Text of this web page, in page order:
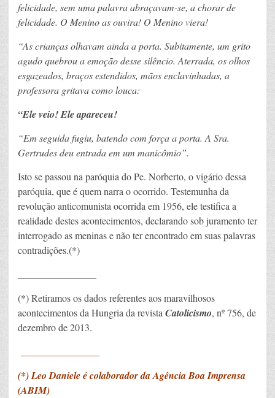
felicidade, sem uma palavra abraçavam-se, a chorar de
felicidade. O Menino as ouvira! O Menino viera!
“As crianças olhavam ainda a porta. Subitamente, um grito
agudo quebrou a emoção desse silêncio. Aterrada, os olhos
esgazeados, braços estendidos, mãos enclavinhadas, a
professora gritava como louca:
“Ele veio! Ele apareceu!
“Em seguida fugiu, batendo com força a porta. A Sra.
Gertrudes deu entrada em um manicômio”.
Isto se passou na paróquia do Pe. Norberto, o vigário dessa
paróquia, que é quem narra o ocorrido. Testemunha da
revolução anticomunista ocorrida em 1956, ele testifica a
realidade destes acontecimentos, declarando sob juramento ter
interrogado as meninas e não ter encontrado em suas palavras
contradições.(*)
(*) Retiramos os dados referentes aos maravilhosos
acontecimentos da Hungria da revistaCatolicismo, nº 756, de
dezembro de 2013.
(*) Leo Daniele é colaborador da Agência Boa Imprensa
(ABIM)